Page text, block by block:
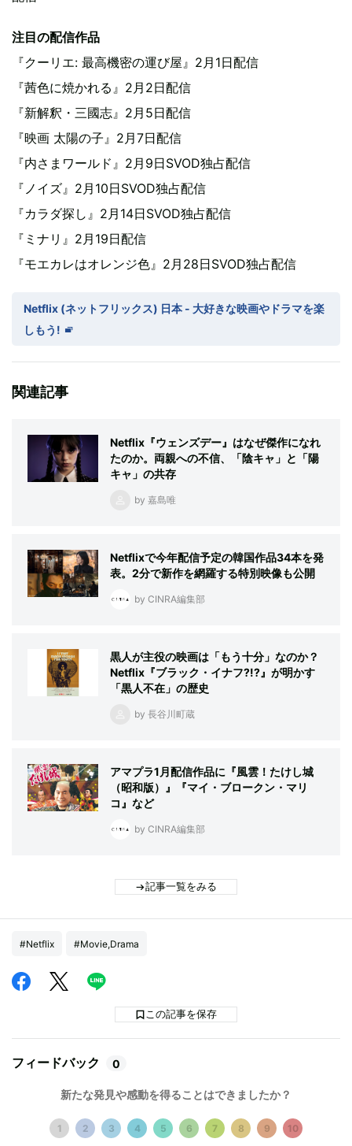
注目の配信作品
『クーリエ: 最高機密の運び屋』2月1日配信
『茜色に焼かれる』2月2日配信
『新解釈・三國志』2月5日配信
『映画 太陽の子』2月7日配信
『内さまワールド』2月9日SVOD独占配信
『ノイズ』2月10日SVOD独占配信
『カラダ探し』2月14日SVOD独占配信
『ミナリ』2月19日配信
『モエカレはオレンジ色』2月28日SVOD独占配信
Netflix (ネットフリックス) 日本 - 大好きな映画やドラマを楽
しもう!
関連記事
Netflix『ウェンズデー』はなぜ傑作になれ
たのか。両親への不信、「陰キャ」と「陽
キャ」の共存
by 嘉島唯
Netflixで今年配信予定の韓国作品34本を発
表。2分で新作を網羅する特別映像も公開
by CINRA編集部
黒人が主役の映画は「もう十分」なのか？
Netflix『ブラック・イナフ?!?』が明かす
「黒人不在」の歴史
by 長谷川町蔵
アマプラ1月配信作品に『風雲！たけし城
（昭和版）』『マイ・ブロークン・マリ
コ』など
by CINRA編集部
記事一覧をみる
#Netflix #Movie,Drama
この記事を保存
フィードバック 0
新たな発見や感動を得ることはできましたか？
1 2 3 4 5 6 7 8 9 10